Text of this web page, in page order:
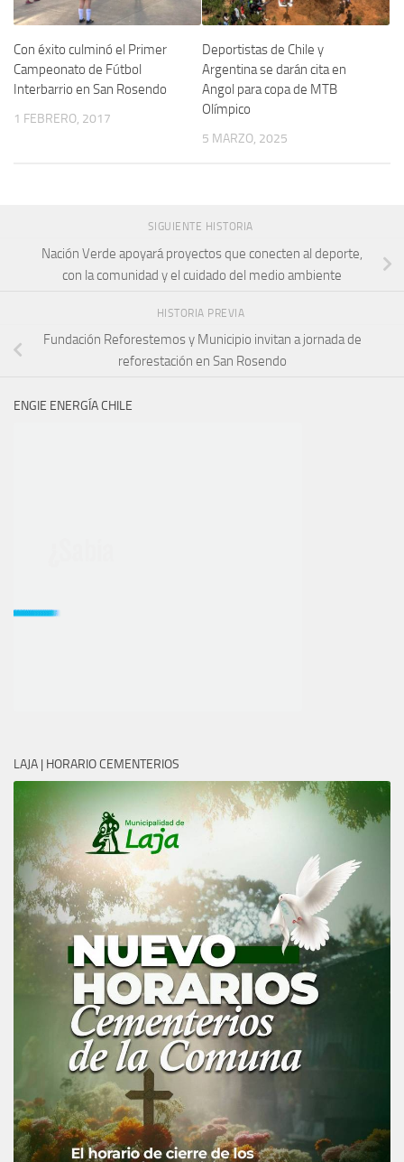
Con éxito culminó el Primer
Campeonato de Fútbol
Interbarrio en San Rosendo
1 FEBRERO, 2017
Deportistas de Chile y
Argentina se darán cita en
Angol para copa de MTB
Olímpico
5 MARZO, 2025
SIGUIENTE HISTORIA
Nación Verde apoyará proyectos que conecten al deporte,
con la comunidad y el cuidado del medio ambiente
HISTORIA PREVIA
Fundación Reforestemos y Municipio invitan a jornada de
reforestación en San Rosendo
ENGIE ENERGÍA CHILE
LAJA | HORARIO CEMENTERIOS